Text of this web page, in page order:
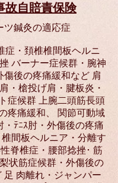
故自賠責保険
ツ鍼灸の適応症
症・頚椎椎間板ヘルニ
バーナー症候群・腕神
傷後の疼痛緩和など 肩
・槍投げ肩・腱板炎・
症候群 上腕二頭筋長頭
疼痛緩和、 関節可動域
・ﾃﾆｽ肘・外傷後の疼痛
間板ヘルニア・分離す
脊椎症・腰部捻挫･ 筋
状筋症候群・外傷後の
足 肉離れ・ジャンパー